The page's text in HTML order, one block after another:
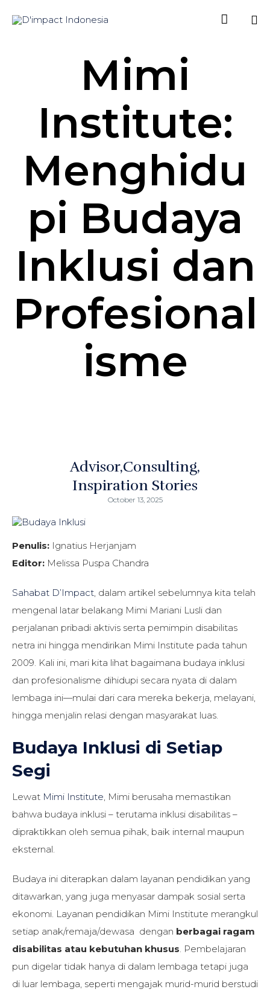

Mimi
Institute:
Menghidu
pi Budaya
Inklusi dan
Profesional
isme
Advisor Consulting
Inspiration Stories
October 13, 2025
Penulis: Ignatius Herjanjam
Editor: Melissa Puspa Chandra
Sahabat D’Impact, dalam artikel sebelumnya kita telah
mengenal latar belakang Mimi Mariani Lusli dan
perjalanan pribadi aktivis serta pemimpin disabilitas
netra ini hingga mendirikan Mimi Institute pada tahun
2009. Kali ini, mari kita lihat bagaimana budaya inklusi
dan profesionalisme dihidupi secara nyata di dalam
lembaga ini—mulai dari cara mereka bekerja, melayani,
hingga menjalin relasi dengan masyarakat luas.
Budaya Inklusi di Setiap
Segi
Lewat Mimi Institute, Mimi berusaha memastikan
bahwa budaya inklusi – terutama inklusi disabilitas –
dipraktikkan oleh semua pihak, baik internal maupun
eksternal.
Budaya ini diterapkan dalam layanan pendidikan yang
ditawarkan, yang juga menyasar dampak sosial serta
ekonomi. Layanan pendidikan Mimi Institute merangkul
setiap anak/remaja/dewasa dengan berbagai ragam
disabilitas atau kebutuhan khusus. Pembelajaran
pun digelar tidak hanya di dalam lembaga tetapi juga
di luar lembaga, seperti mengajak murid-murid berstudi